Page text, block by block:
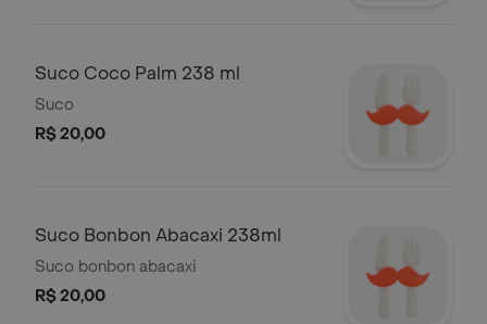
Suco Coco Palm 238 ml
Suco
R$ 20,00
Suco Bonbon Abacaxi 238ml
Suco bonbon abacaxi
R$ 20,00